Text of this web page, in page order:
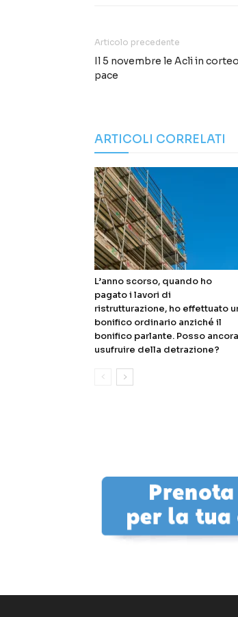
Articolo precedente
Il 5 novembre le Acli in
pace
ARTICOLI CORRELATI
L’anno scorso, quando ho
pagato i lavori di
ristrutturazione, ho effettuato
bonifico ordinario anziché il
bonifico parlante. Posso ancora
usufruire della detrazione?